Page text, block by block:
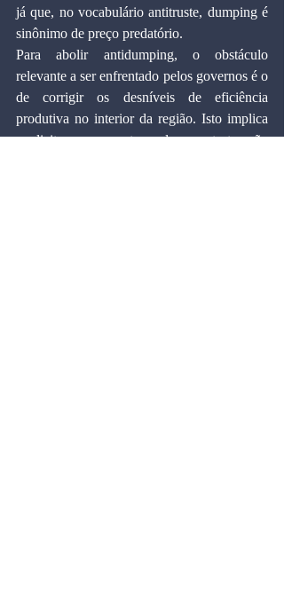
já que, no vocabulário antitruste, dumping é
sinônimo de preço predatório.
Para abolir antidumping, o obstáculo
relevante a ser enfrentado pelos governos é o
de corrigir os desníveis de eficiência
produtiva no interior da região. Isto implica
explicitar os custos da reestruturação